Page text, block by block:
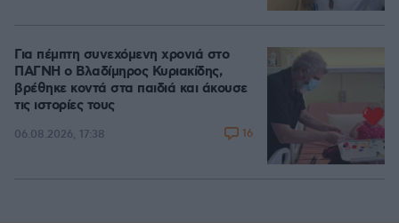
Για πέμπτη συνεχόμενη χρονιά στο
ΠΑΓΝΗ ο Βλαδίμηρος Κυριακίδης,
βρέθηκε κοντά στα παιδιά και άκουσε
τις ιστορίες τους
06.08.2026, 17:38 16